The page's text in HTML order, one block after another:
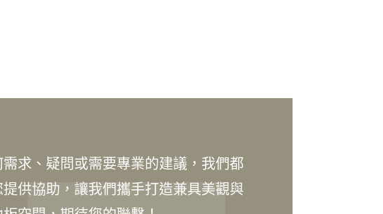
求、疑問或需要專業的建議，我們都
供協助，讓我們攜手打造兼具美觀與